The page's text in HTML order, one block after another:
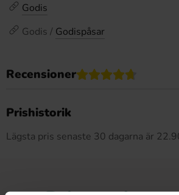
Godis
Godis / Godispåsar
Recensioner
Prishistorik
Lägsta pris senaste 30 dagarna är